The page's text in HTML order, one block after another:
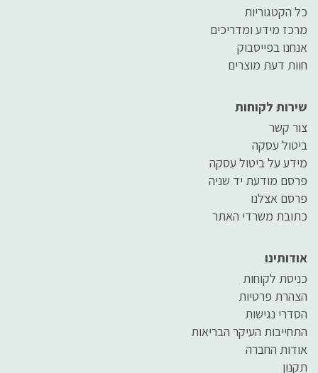
כל הקטגוריות
מרכז מידע ומדריכים
אנחנו בפייסבוק
חוות דעת מוצרים
שירות לקוחות
צור קשר
ביטול עסקה
מידע על ביטול עסקה
פרסם מודעת יד שניה
פרסם אצלנו
כתובת משרדי האתר
אודותינו
כניסת לקוחות
הצהרת פרטיות
הסדרי נגישות
התחייבות העיקר הבריאות
אודות החברה
תקנון